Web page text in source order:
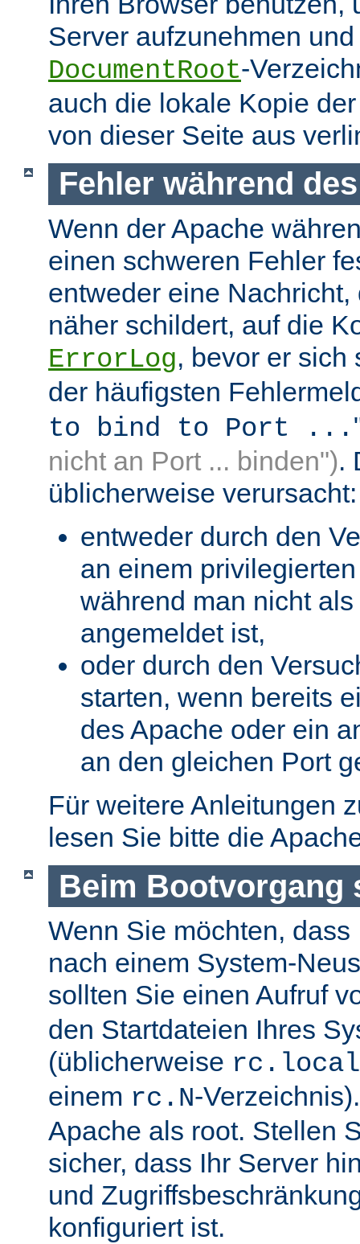
Server aufzunehmen
DocumentRoot-
auch die lokale Kopie
von dieser Seite aus
Fehler während
Wenn der Apache
einen schweren Fehler
entweder eine
näher schildert, auf die
ErrorLog, bevor er sich
der häufigsten
to bind to Port ...
nicht an Port ... binden").
üblicherweise verursacht:
entweder durch den
an einem
während man nicht
angemeldet ist,
oder durch den
starten, wenn bereits
des Apache oder ein
an den gleichen Port
Für weitere Anleitungen
lesen Sie bitte die
Beim Bootvorgang
Wenn Sie möchten,
nach einem System-
sollten Sie einen Aufruf
den Startdateien Ihres
(üblicherweise rc.local
einem rc.N-
Apache als root. Stellen
sicher, dass Ihr Server
und
konfiguriert ist.